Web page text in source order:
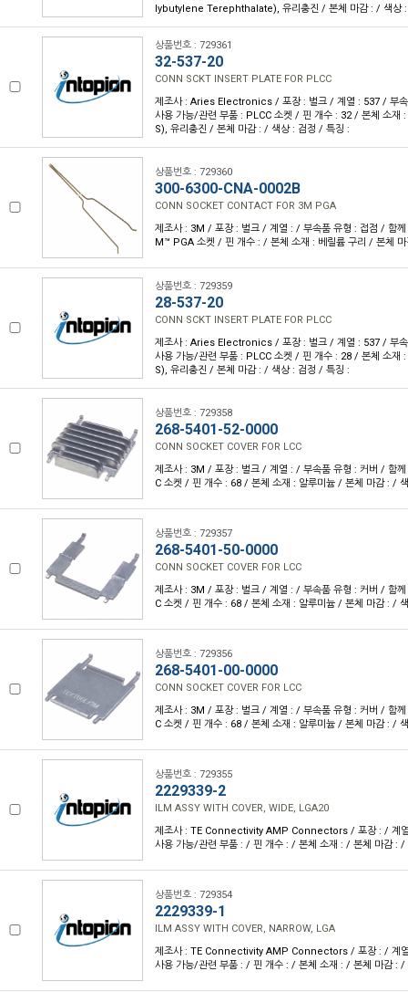
lybutylene Terephthalate), 유리충진 / 본체 마감 : / 색상 :
상품번호 : 729361
32-537-20
CONN SCKT INSERT PLATE FOR PLCC
제조사 : Aries Electronics / 포장 : 벌크 / 계열 : 537 / 부속
사용 가능/관련 부품 : PLCC 소켓 / 핀 개수 : 32 / 본체 소재
S), 유리충진 / 본체 마감 : / 색상 : 검정 / 특징 :
상품번호 : 729360
300-6300-CNA-0002B
CONN SOCKET CONTACT FOR 3M PGA
제조사 : 3M / 포장 : 벌크 / 계열 : / 부속품 유형 : 접점 / 함
M™ PGA 소켓 / 핀 개수 : / 본체 소재 : 베릴륨 구리 / 본체
상품번호 : 729359
28-537-20
CONN SCKT INSERT PLATE FOR PLCC
제조사 : Aries Electronics / 포장 : 벌크 / 계열 : 537 / 부속
사용 가능/관련 부품 : PLCC 소켓 / 핀 개수 : 28 / 본체 소재
S), 유리충진 / 본체 마감 : / 색상 : 검정 / 특징 :
상품번호 : 729358
268-5401-52-0000
CONN SOCKET COVER FOR LCC
제조사 : 3M / 포장 : 벌크 / 계열 : / 부속품 유형 : 커버 / 함
C 소켓 / 핀 개수 : 68 / 본체 소재 : 알루미늄 / 본체 마감 : /
상품번호 : 729357
268-5401-50-0000
CONN SOCKET COVER FOR LCC
제조사 : 3M / 포장 : 벌크 / 계열 : / 부속품 유형 : 커버 / 함
C 소켓 / 핀 개수 : 68 / 본체 소재 : 알루미늄 / 본체 마감 : /
상품번호 : 729356
268-5401-00-0000
CONN SOCKET COVER FOR LCC
제조사 : 3M / 포장 : 벌크 / 계열 : / 부속품 유형 : 커버 / 함
C 소켓 / 핀 개수 : 68 / 본체 소재 : 알루미늄 / 본체 마감 : /
상품번호 : 729355
2229339-2
ILM ASSY WITH COVER, WIDE, LGA20
제조사 : TE Connectivity AMP Connectors / 포장 : / 계
사용 가능/관련 부품 : / 핀 개수 : / 본체 소재 : / 본체 마감 :
상품번호 : 729354
2229339-1
ILM ASSY WITH COVER, NARROW, LGA
제조사 : TE Connectivity AMP Connectors / 포장 : / 계
사용 가능/관련 부품 : / 핀 개수 : / 본체 소재 : / 본체 마감 :